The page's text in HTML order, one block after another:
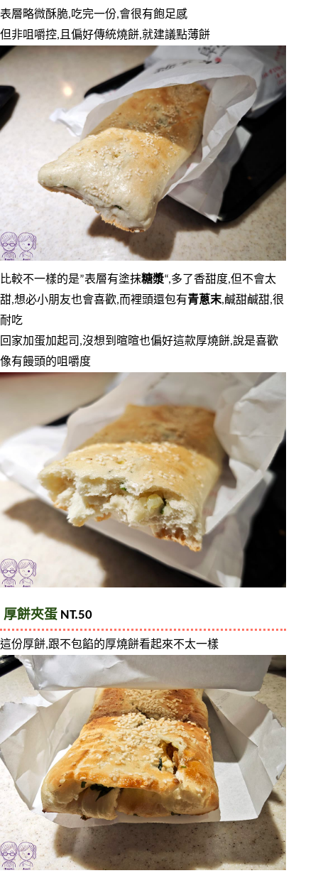
表層略微酥脆,吃完一份,會很有飽足感
但非咀嚼控,且偏好傳統燒餅,就建議點薄餅
比較不一樣的是”表層有塗抹糖漿“,多了香甜度,但不會太
甜,想必小朋友也會喜歡,而裡頭還包有青蔥末,鹹甜鹹甜,很
耐吃
回家加蛋加起司,沒想到暄暄也偏好這款厚燒餅,說是喜歡
像有饅頭的咀嚼度
厚餅夾蛋 NT.50
這份厚餅,跟不包餡的厚燒餅看起來不太一樣